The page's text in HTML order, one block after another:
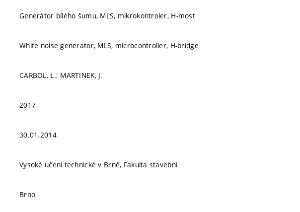
Generátor bílého šumu, MLS, mikrokontroler, H-most
White noise generator, MLS, microcontroller, H-bridge
CARBOL, L.; MARTINEK, J.
2017
30.01.2014
Vysoké učení technické v Brně, Fakulta stavební
Brno